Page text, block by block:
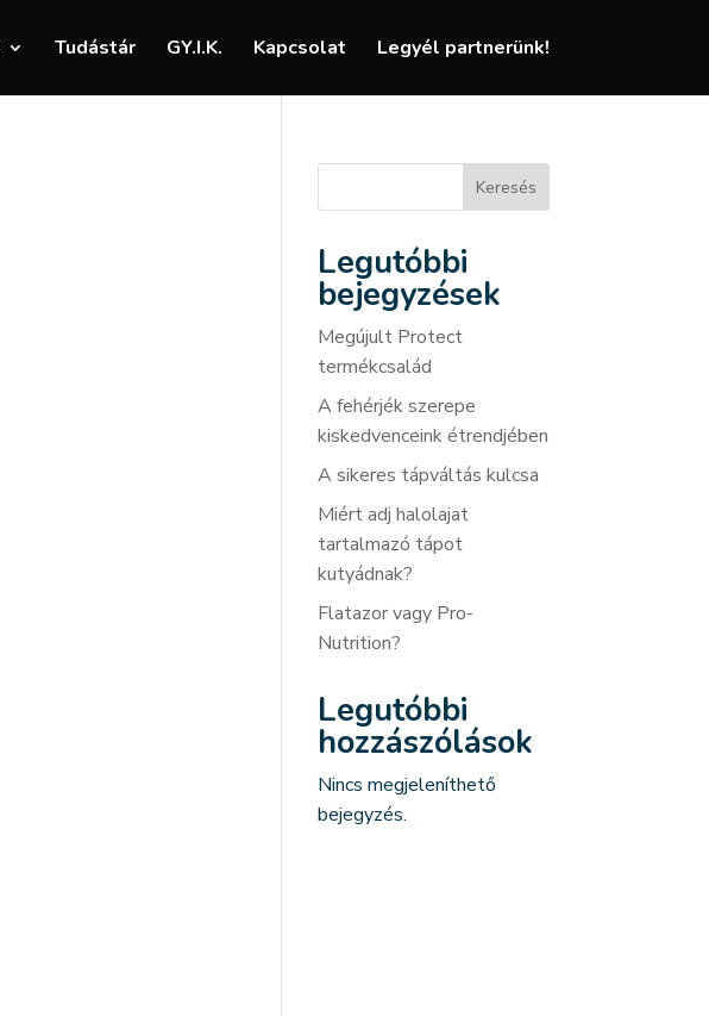
Tudástár GY.I.K. Kapcsolat Legyél partnerünk!
Keresés
Legutóbbi
bejegyzések
Megújult Protect
termékcsalád
A fehérjék szerepe
kiskedvenceink étrendjében
A sikeres tápváltás kulcsa
Miért adj halolajat
tartalmazó tápot
kutyádnak?
Flatazor vagy Pro-
Nutrition?
Legutóbbi
hozzászólások
Nincs megjeleníthető
bejegyzés.